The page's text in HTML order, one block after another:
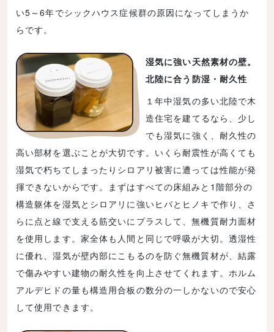
い5～6年でシックハウス症候群の原因になってしまうか
らです。
湿気に強い天然素材の壁。
北陸に合う防湿・耐久性
１年中湿気の多い北陸で木
造住宅を建てるなら、少し
でも湿気に強く、耐久性の
高い部材を選ぶことが大切です。いくら耐震性が高くても
湿気で朽ちてしまったりシロアリ被害に遭っては性能が発
揮できないからです。まずはすべての床組みと1階部分の
構造躯体を湿気とシロアリに強いヒバとヒノキで作り、さ
らに点と線で支える筋交いにプラスして、無機質耐力面材
を使用します。家全体も人間と同じで呼吸が大切。透湿性
に優れ、湿気が壁内部にこもるのを防ぐ無機質材が、結露
で傷みやすい建物の耐久性を向上させてくれます。ホルム
アルデヒドの量も構造用合板の数分の一しかないので安心
して使用できます。